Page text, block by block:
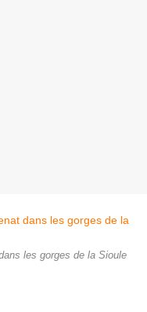
les gorges de la Sioule